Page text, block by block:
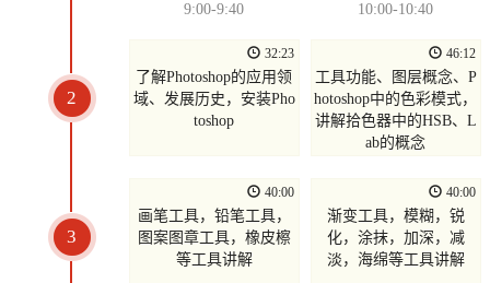
9:00-9:40 10:00-10:40
32:23
了解Photoshop的应用领
域、发展历史，安装Pho
toshop
2
46:12
工具功能、图层概念、P
hotoshop中的色彩模式，
讲解拾色器中的HSB、L
ab的概念
40:00
画笔工具，铅笔工具，
图案图章工具，橡皮檫
等工具讲解
3
40:00
渐变工具，模糊，锐
化，涂抹，加深，减
淡，海绵等工具讲解